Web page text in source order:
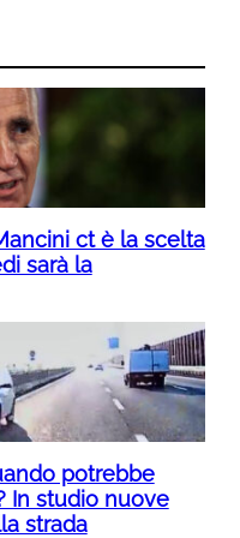
ct è la scelta
sarà la
potrebbe
In studio nuove
strada